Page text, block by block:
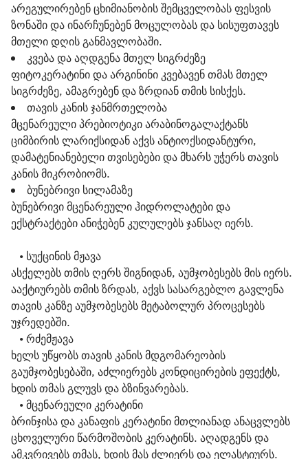
არეგულირებენ ცხიმიანობის შემცველობას ფესვის
ზონაში და ინარჩუნებენ მოცულობას და სისუფთავეს
მთელი დღის განმავლობაში.
კვება და აღდგენა მთელ სიგრძეზე
ფიტოკერატინი და არგინინი კვებავენ თმას მთელ
სიგრძეზე, ამაგრებენ და ზრდიან თმის სისქეს.
თავის კანის ჯანმრთელობა
მცენარეული პრებიოტიკი არაბინოგალაქტანს
ციმბირის ლარიქსიდან აქვს ანტიოქსიდანტური,
დამატენიანებელი თვისებები და მხარს უჭერს თავის
კანის მიკრობიომს.
ბუნებრივი სილამაზე
ბუნებრივი მცენარეული ჰიდროლატები და
ექსტრაქტები ანიჭებენ კულულებს ჯანსაღ იერს.
• სუქცინის მჟავა
ასქელებს თმის ღერს შიგნიდან, აუმჯობესებს მის იერს.
ააქტიურებს თმის ზრდას, აქვს სასარგებლო გავლენა
თავის კანზე აუმჯობესებს მეტაბოლურ პროცესებს
უჯრედებში.
• რძემჟავა
ხელს უწყობს თავის კანის მდგომარეობის
გაუმჯობესებაში, აძლიერებს კონდიცირების ეფექტს,
ხდის თმას გლუვს და ბზინვარებას.
• მცენარეული კერატინი
ბრინჯისა და კანაფის კერატინი მთლიანად ანაცვლებს
ცხოველური წარმოშობის კერატინს. აღადგენს და
ამკვრივებს თმას, ხდის მას ძლიერს და ელასტიურს.